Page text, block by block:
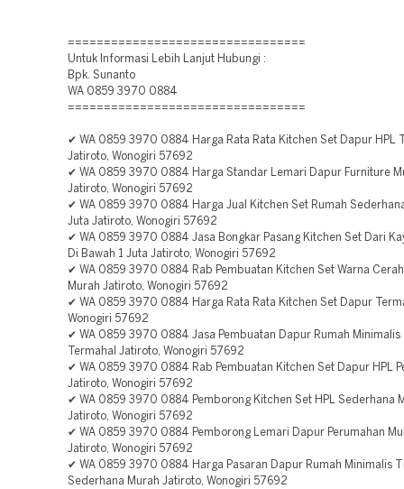
=================================
Untuk Informasi Lebih Lanjut Hubungi :
Bpk. Sunanto
WA 0859 3970 0884
=================================
✔ WA 0859 3970 0884 Harga Rata Rata Kitchen Set Dapur HPL
Jatiroto, Wonogiri 57692
✔ WA 0859 3970 0884 Harga Standar Lemari Dapur Furniture
Jatiroto, Wonogiri 57692
✔ WA 0859 3970 0884 Harga Jual Kitchen Set Rumah
Juta Jatiroto, Wonogiri 57692
✔ WA 0859 3970 0884 Jasa Bongkar Pasang Kitchen Set Dari
Di Bawah 1 Juta Jatiroto, Wonogiri 57692
✔ WA 0859 3970 0884 Rab Pembuatan Kitchen Set Warna
Murah Jatiroto, Wonogiri 57692
✔ WA 0859 3970 0884 Harga Rata Rata Kitchen Set Dapur
Wonogiri 57692
✔ WA 0859 3970 0884 Jasa Pembuatan Dapur Rumah Minimalis
Termahal Jatiroto, Wonogiri 57692
✔ WA 0859 3970 0884 Rab Pembuatan Kitchen Set Dapur HPL
Jatiroto, Wonogiri 57692
✔ WA 0859 3970 0884 Pemborong Kitchen Set HPL Sederhana
Jatiroto, Wonogiri 57692
✔ WA 0859 3970 0884 Pemborong Lemari Dapur Perumahan
Jatiroto, Wonogiri 57692
✔ WA 0859 3970 0884 Harga Pasaran Dapur Rumah Minimalis
Sederhana Murah Jatiroto, Wonogiri 57692